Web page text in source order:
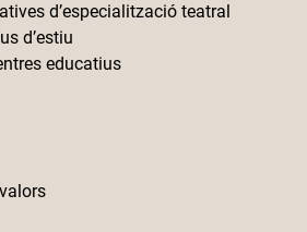
d’especialització teatral
d’estiu
educatius